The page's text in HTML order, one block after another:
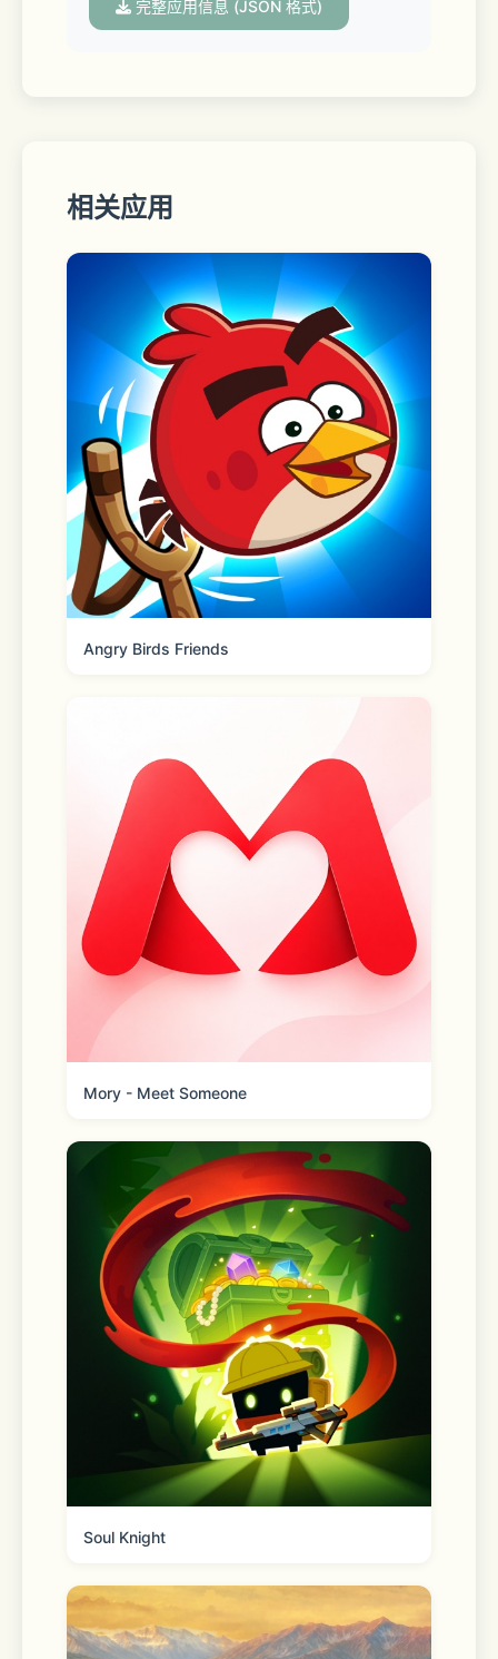
完整应用信息 (JSON 格式)
相关应用
Angry Birds Friends
Mory - Meet Someone
Soul Knight